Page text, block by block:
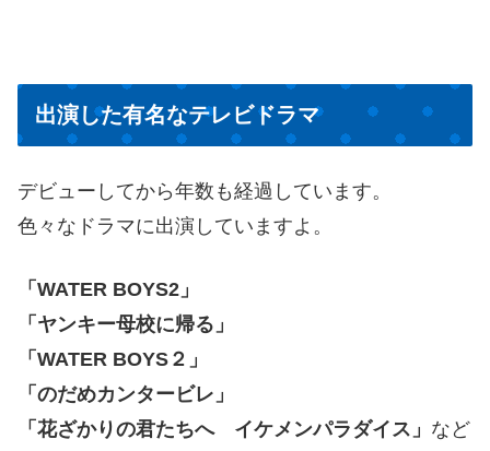
出演した有名なテレビドラマ
デビューしてから年数も経過しています。
色々なドラマに出演していますよ。
「WATER BOYS2」
「ヤンキー母校に帰る」
「WATER BOYS２」
「のだめカンタービレ」
「花ざかりの君たちへ イケメンパラダイス」 など